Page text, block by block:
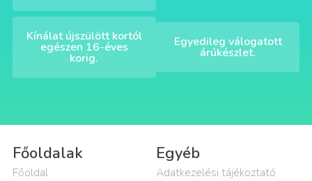
Kínálat újszülött kortól
egészen 16-éves
korig.
Egyedileg válogatott
árúkészlet.
Főoldalak
Főoldal
Egyéb
Adatkezelési tájékoztató